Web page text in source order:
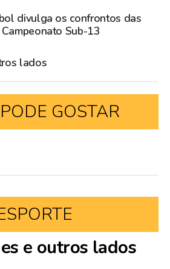
divulga os confrontos das
Sub-13
lados
GOSTAR
e outros lados